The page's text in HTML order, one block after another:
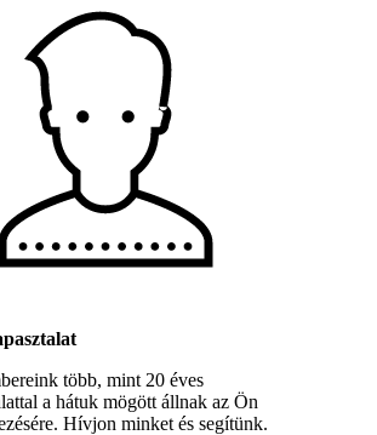
több, mint 20 éves
a hátuk mögött állnak az Ön
Hívjon minket és segítünk.